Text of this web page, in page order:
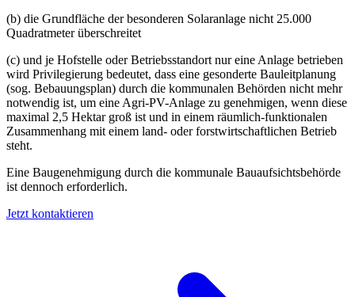
(b) die Grundfläche der besonderen Solaranlage nicht 25.000
Quadratmeter überschreitet
(c) und je Hofstelle oder Betriebsstandort nur eine Anlage betrieben
wird Privilegierung bedeutet, dass eine gesonderte Bauleitplanung
(sog. Bebauungsplan) durch die kommunalen Behörden nicht mehr
notwendig ist, um eine Agri-PV-Anlage zu genehmigen, wenn diese
maximal 2,5 Hektar groß ist und in einem räumlich-funktionalen
Zusammenhang mit einem land- oder forstwirtschaftlichen Betrieb
steht.
Eine Baugenehmigung durch die kommunale Bauaufsichtsbehörde
ist dennoch erforderlich​​.
Jetzt kontaktieren